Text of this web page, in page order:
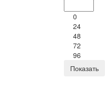
0
24
48
72
96